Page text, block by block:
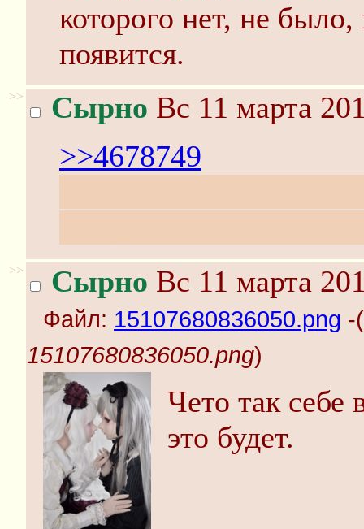
которого нет, не
появится.
>> Сырно Вс 11 марта
>>4678749
>> Сырно Вс 11 марта
Файл: 15107680836050.png -(
15107680836050.png)
Чето так себе
это будет.